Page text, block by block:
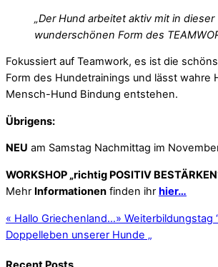
„Der Hund arbeitet aktiv mit in dieser
wunderschönen Form des
Fokussiert auf Teamwork, es ist die
Form des Hundetrainings und lässt wahre
Mensch-Hund Bindung entstehen.
Übrigens:
NEU am Samstag Nachmittag im
WORKSHOP „richtig POSITIV
Mehr Informationen finden ihr hier…
« Hallo Griechenland…» Weiterbildungstag
Doppelleben unserer Hunde „